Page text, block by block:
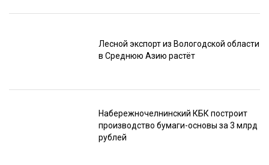
Лесной экспорт из Вологодской области
в Среднюю Азию растёт
Набережночелнинский КБК построит
производство бумаги-основы за 3 млрд
рублей